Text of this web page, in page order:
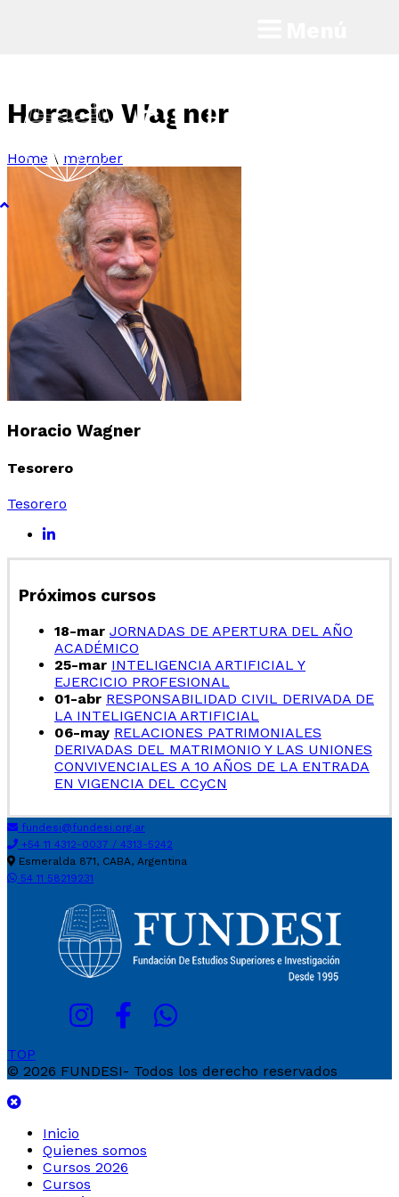
Horacio Wagner
Home \ member
Horacio Wagner
Tesorero
Tesorero
Próximos cursos
18-mar JORNADAS DE APERTURA DEL AÑO
ACADÉMICO
25-mar INTELIGENCIA ARTIFICIAL Y
EJERCICIO PROFESIONAL
01-abr RESPONSABILIDAD CIVIL DERIVADA DE
LA INTELIGENCIA ARTIFICIAL
06-may RELACIONES PATRIMONIALES
DERIVADAS DEL MATRIMONIO Y LAS UNIONES
CONVIVENCIALES A 10 AÑOS DE LA ENTRADA
EN VIGENCIA DEL CCyCN
fundesi@fundesi.org.ar
+54 11 4312-0037 / 4313-5242
Esmeralda 871, CABA, Argentina
54 11 58219231
TOP
© 2026 FUNDESI- Todos los derecho reservados
Inicio
Quienes somos
Cursos 2026
Cursos